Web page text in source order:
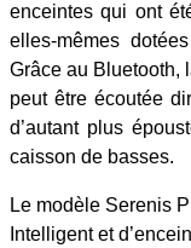
enceintes qui ont
elles-mêmes
Grâce au Bluetooth,
peut être écoutée
d’autant plus
caisson de basses.
Le modèle Serenis
Intelligent et